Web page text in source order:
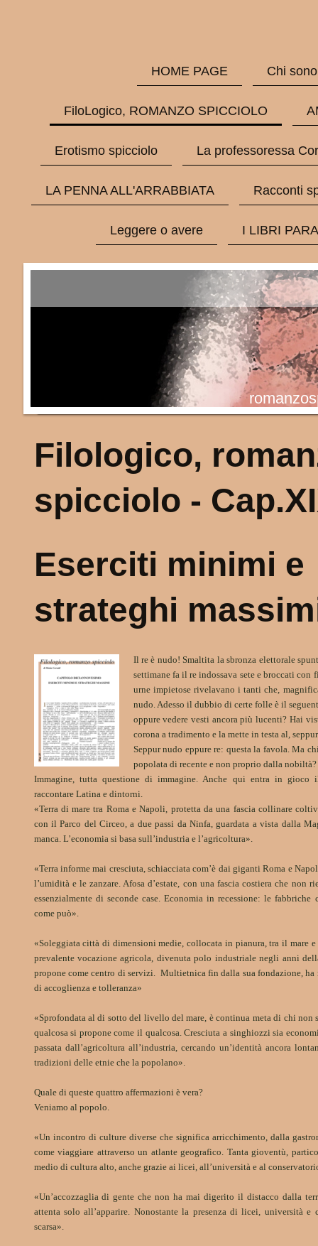
HOME PAGE Chi sono
FiloLogico, ROMANZO SPICCIOLO
Erotismo spicciolo La professoressa
LA PENNA ALL'ARRABBIATA Racconti
Leggere o avere I LIBRI
Filologico,
spicciolo -
Eserciti minimi e
strateghi
Il re è nudo! Smaltita la sbronza elettorale
settimane fa il re indossava sete e broccati
urne impietose rivelavano i tanti che,
nudo. Adesso il dubbio di certe folle è il
oppure vedere vesti ancora più lucenti? Hai
corona a tradimento e la mette in testa al,
Seppur nudo eppure re: questa la favola. Ma
popolata di recente e non proprio dalla nobiltà?
Immagine, tutta questione di immagine. Anche qui entra in gioco
raccontare Latina e dintorni.
«Terra di mare tra Roma e Napoli, protetta da una fascia collinare
con il Parco del Circeo, a due passi da Ninfa, guardata a vista dalla
manca. L’economia si basa sull’industria e l’agricoltura».
«Terra informe mai cresciuta, schiacciata com’è dai giganti Roma e
l’umidità e le zanzare. Afosa d’estate, con una fascia costiera che non
essenzialmente di seconde case. Economia in recessione: le
come può».
«Soleggiata città di dimensioni medie, collocata in pianura, tra il mare
prevalente vocazione agricola, divenuta polo industriale negli anni
propone come centro di servizi. Multietnica fin dalla sua fondazione,
di accoglienza e tolleranza»
«Sprofondata al di sotto del livello del mare, è continua meta di chi
qualcosa si propone come il qualcosa. Cresciuta a singhiozzi sia
passata dall’agricoltura all’industria, cercando un’identità ancora
tradizioni delle etnie che la popolano».
Quale di queste quattro affermazioni è vera?
Veniamo al popolo.
«Un incontro di culture diverse che significa arricchimento, dalla
come viaggiare attraverso un atlante geografico. Tanta gioventù,
medio di cultura alto, anche grazie ai licei, all’università e al
«Un’accozzaglia di gente che non ha mai digerito il distacco dalla
attenta solo all’apparire. Nonostante la presenza di licei, università e
scarsa».